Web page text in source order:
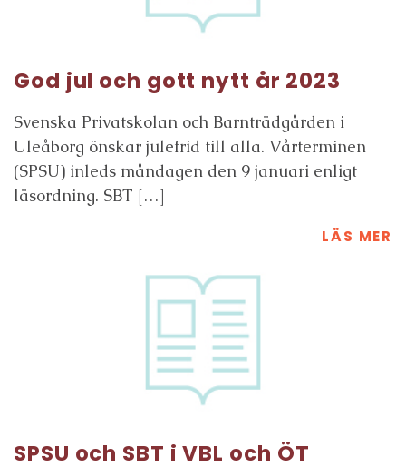
God jul och gott nytt år 2023
Svenska Privatskolan och Barnträdgården i
Uleåborg önskar julefrid till alla. Vårterminen
(SPSU) inleds måndagen den 9 januari enligt
läsordning. SBT […]
LÄS MER
SPSU och SBT i VBL och ÖT